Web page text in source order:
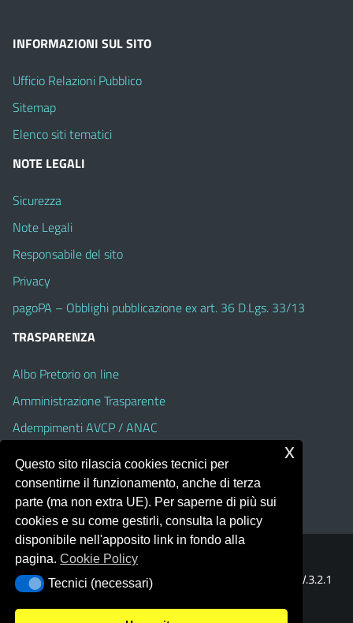
INFORMAZIONI SUL SITO
Ufficio Relazioni Pubblico
Sitemap
Elenco siti tematici
NOTE LEGALI
Sicurezza
Note Legali
Responsabile del sito
Privacy
pagoPA – Obblighi pubblicazione ex art. 36 D.Lgs. 33/13
TRASPARENZA
Albo Pretorio on line
Amministrazione Trasparente
Adempimenti AVCP / ANAC
Accesso Civico
Dichiarazione di accessibilità
Portale realizzato con la piattaforma
Template Italia configurato sul tema accessibile
V.3.2.1
(Alioth)
Questo sito rilascia cookies tecnici per
consentirne il funzionamento, anche di terza
parte (ma non extra UE). Per saperne di più sui
cookies e su come gestirli, consulta la policy
disponibile nell'apposito link in fondo alla
pagina.Cookie Policy
Tecnici (necessari)
Tecnici (necessari)
x